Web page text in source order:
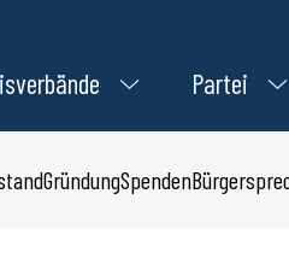
Partei
GründungSpenden